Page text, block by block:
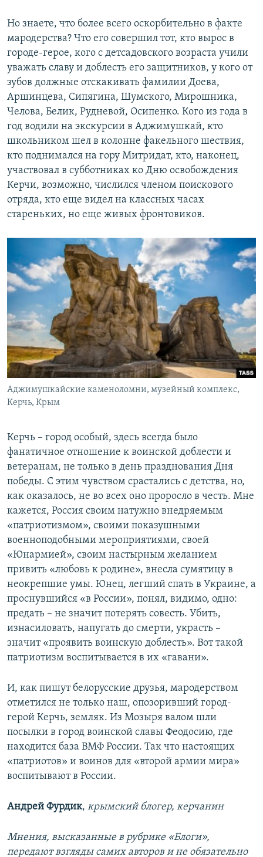
Но знаете, что более всего оскорбительно в факте
мародерства? Что его совершил тот, кто вырос в
городе-герое, кого с детсадовского возраста учили
уважать славу и доблесть его защитников, у кого от
зубов должные отскакивать фамилии Доева,
Аршинцева, Сипягина, Шумского, Мирошника,
Челова, Белик, Рудневой, Осипенко. Кого из года в
год водили на экскурсии в Аджимушкай, кто
школьником шел в колонне факельного шествия,
кто поднимался на гору Митридат, кто, наконец,
участвовал в субботниках ко Дню освобождения
Керчи, возможно, числился членом поискового
отряда, кто еще видел на классных часах
стареньких, но еще живых фронтовиков.
Аджимушкайские каменоломни, музейный комплекс,
Керчь, Крым
Керчь – город особый, здесь всегда было
фанатичное отношение к воинской доблести и
ветеранам, не только в день празднования Дня
победы. С этим чувством срастались с детства, но,
как оказалось, не во всех оно проросло в честь. Мне
кажется, Россия своим натужно внедряемым
«патриотизмом», своими показушными
военноподобными мероприятиями, своей
«Юнармией», своим настырным желанием
привить «любовь к родине», внесла сумятицу в
неокрепшие умы. Юнец, легший спать в Украине, а
проснувшийся «в России», понял, видимо, одно:
предать – не значит потерять совесть. Убить,
изнасиловать, напугать до смерти, украсть –
значит «проявить воинскую доблесть». Вот такой
патриотизм воспитывается в их «гавани».
И, как пишут белорусские друзья, мародерством
отметился не только наш, опозоривший город-
герой Керчь, земляк. Из Мозыря валом шли
посылки в город воинской славы Феодосию, где
находится база ВМФ России. Так что настоящих
«патриотов» и воинов для «второй армии мира»
воспитывают в России.
Андрей Фурдик, крымский блогер, керчанин
Мнения, высказанные в рубрике «Блоги»,
передают взгляды самих авторов и не обязательно